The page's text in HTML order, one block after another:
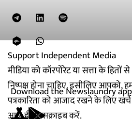
Support Independent Media
मीडिया को कॉरपोरेट या सत्ता के
निष्पक्ष होना चाहिए. इसीलिए आपको,
पत्रकारिता को आजाद रखने के लिए
आज ही सब्सक्राइब करें.
Download the Newslaundry app